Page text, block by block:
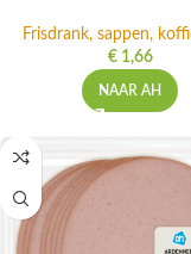
Frisdrank, sappen,
€1,66
NAAR AH